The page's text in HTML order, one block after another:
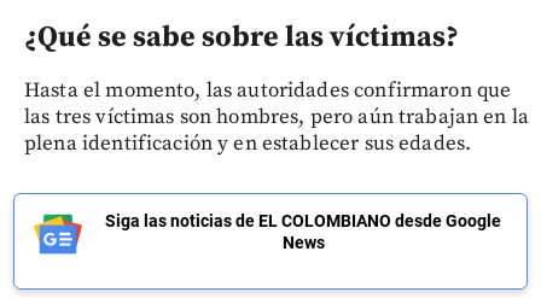
¿Qué se sabe sobre las víctimas?
Hasta el momento, las autoridades confirmaron que
las tres víctimas son hombres, pero aún trabajan en la
plena identificación y en establecer sus edades.
Siga las noticias de EL COLOMBIANO desde Google
News